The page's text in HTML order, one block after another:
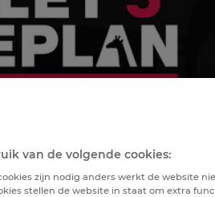
van de volgende cookies:
zijn nodig anders werkt de website
stellen de website in staat om extra